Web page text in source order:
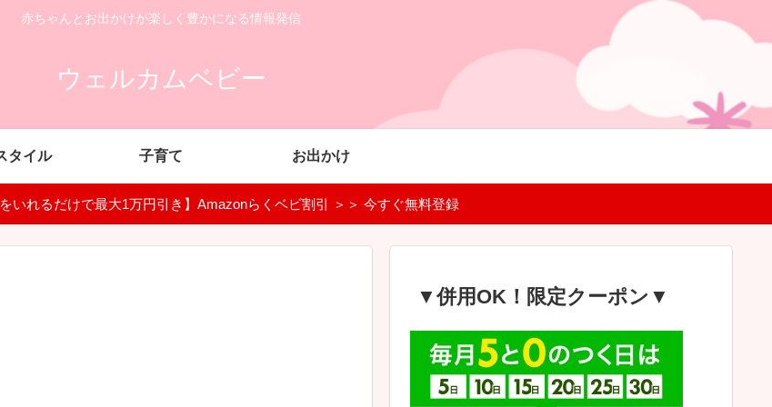
赤ちゃんとお出かけが楽しく豊かになる情報発信
ウェルカムベビー
タイル 子育て お出かけ
いれるだけで最大1万円引き】Amazonらくベビ割引 ＞＞ 今すぐ無料登録
▼併用OK！限定クーポン▼